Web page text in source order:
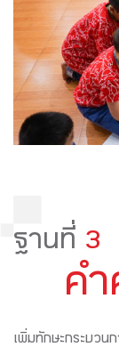
ฐานที่ 3
ค
เพิ่มทักษะกระบวน